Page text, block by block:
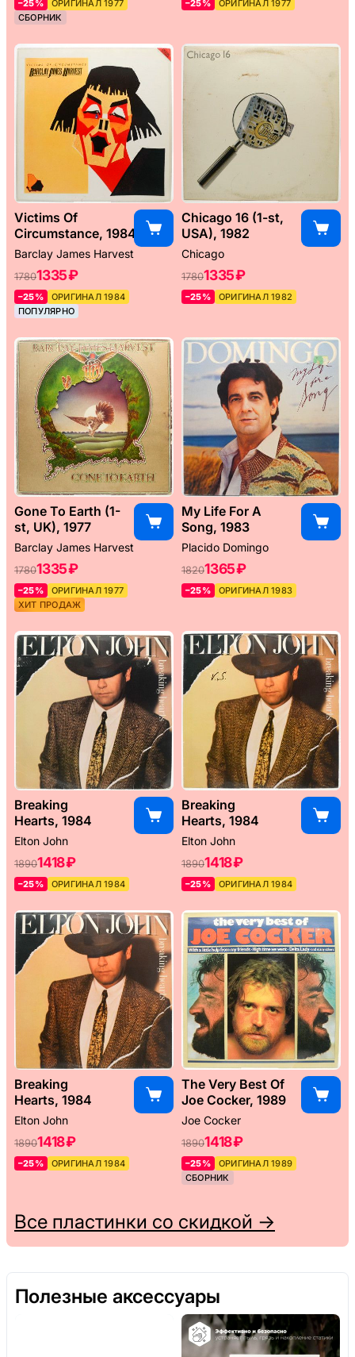
–25%
ОРИГИНАЛ 1977
СБОРНИК
–25% ОРИГИНАЛ 1977
Victims Of
Circumstance, 1984
Barclay James Harvest
17801335 ₽
–25%
ОРИГИНАЛ 1984
ПОПУЛЯРНО
Chicago 16 (1-st,
USA), 1982
Chicago
17801335 ₽
–25% ОРИГИНАЛ 1982
Gone To Earth (1-
st, UK), 1977
Barclay James Harvest
17801335 ₽
–25%
ОРИГИНАЛ 1977
ХИТ ПРОДАЖ
My Life For A
Song, 1983
Placido Domingo
18201365 ₽
–25% ОРИГИНАЛ 1983
Breaking
Hearts, 1984
Elton John
18901418 ₽
–25% ОРИГИНАЛ 1984
Breaking
Hearts, 1984
Elton John
18901418 ₽
–25% ОРИГИНАЛ 1984
Breaking
Hearts, 1984
Elton John
18901418 ₽
–25% ОРИГИНАЛ 1984
The Very Best Of
Joe Cocker, 1989
Joe Cocker
18901418 ₽
–25%
ОРИГИНАЛ 1989
СБОРНИК
Все пластинки со скидкой →
Полезные аксессуары